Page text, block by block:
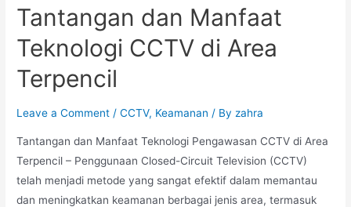
Tantangan dan Manfaat
Teknologi CCTV di Area
Terpencil
Leave a Comment /CCTV, Keamanan / By zahra
Tantangan dan Manfaat Teknologi Pengawasan CCTV di Area
Terpencil – Penggunaan Closed-Circuit Television (CCTV)
telah menjadi metode yang sangat efektif dalam memantau
dan meningkatkan keamanan berbagai jenis area, termasuk